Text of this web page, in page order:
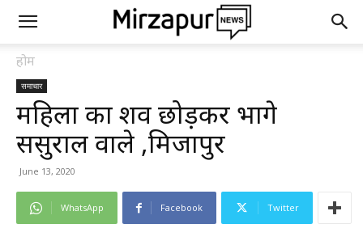
होम
समाचार
महिला का शव छोड़कर भागे
ससुराल वाले ,मिर्जापुर
June 13, 2020
WhatsApp Facebook Twitter